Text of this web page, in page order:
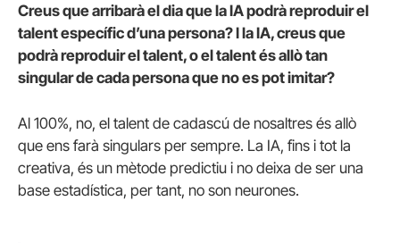
Creus que arribarà el dia que la IA podrà reproduir el
talent específic d’una persona? I la IA, creus que
podrà reproduir el talent, o el talent és allò tan
singular de cada persona que no es pot imitar?
Al 100%, no, el talent de cadascú de nosaltres és allò
que ens farà singulars per sempre. La IA, fins i tot la
creativa, és un mètode predictiu i no deixa de ser una
base estadística, per tant, no son neurones.